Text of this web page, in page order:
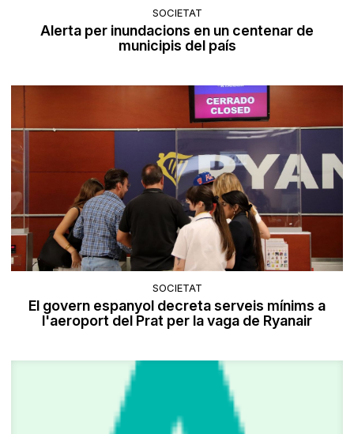
SOCIETAT
Alerta per inundacions en un centenar de
municipis del país
SOCIETAT
El govern espanyol decreta serveis mínims a
l'aeroport del Prat per la vaga de Ryanair